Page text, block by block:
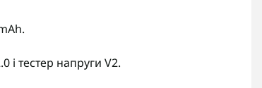
і тестер напруги V2.